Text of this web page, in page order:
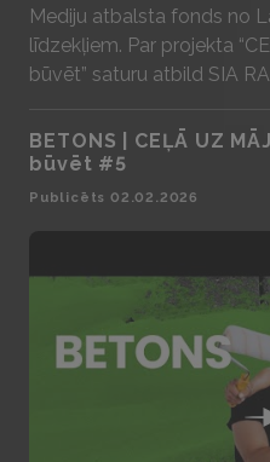
Mediju atbalsta fonds no
līdzekļiem. Par projekta
būvēt” saturu atbild SIA
BETONS | CEĻĀ UZ
būvēt #5
Publicēts 02.02.2026